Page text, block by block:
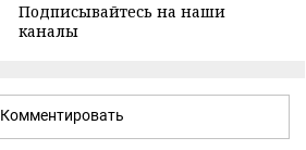
Подписывайтесь на наши
каналы
Комментировать